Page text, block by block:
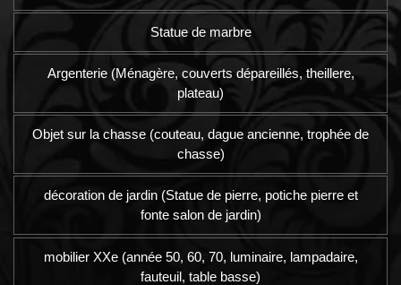
Statue de marbre
Argenterie (Ménagère, couverts dépareillés, theillere,
plateau)
Objet sur la chasse (couteau, dague ancienne, trophée de
chasse)
décoration de jardin (Statue de pierre, potiche pierre et
fonte salon de jardin)
mobilier XXe (année 50, 60, 70, luminaire, lampadaire,
fauteuil, table basse)